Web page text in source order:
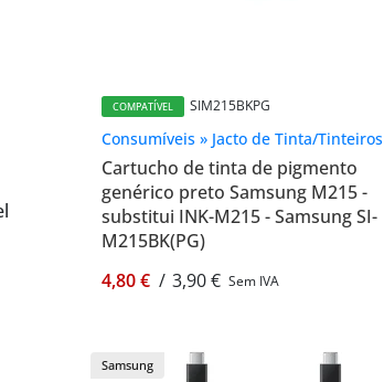
COMPATÍVEL SIM215BKPG
Consumíveis » Jacto de Tinta/Tinteiros
Cartucho de tinta de pigmento
genérico preto Samsung M215 -
substitui INK-M215 - Samsung SI-
M215BK(PG)
4,80 € / 3,90 € Sem IVA
Samsung